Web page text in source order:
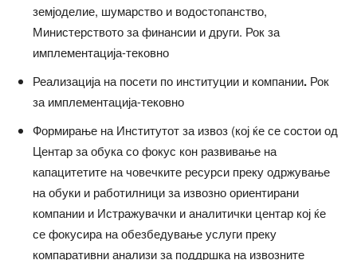
земјоделие, шумарство и водостопанство,
Министерството за финансии и други. Рок за
имплементација-тековно
Реализација на посети по институции и компании. Рок
за имплементација-тековно
Формирање на Институтот за извоз (кој ќе се состои од
Центар за обука со фокус кон развивање на
капацитетите на човечките ресурси преку одржување
на обуки и работилници за извозно ориентирани
компании и Истражувачки и аналитички центар кој ќе
се фокусира на обезбедување услуги преку
компаративни анализи за поддршка на извозните